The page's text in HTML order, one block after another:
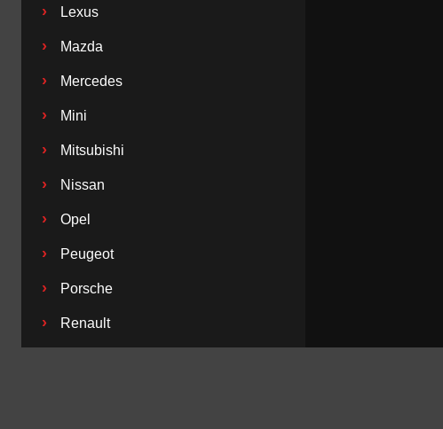
› Lexus
› Mazda
› Mercedes
› Mini
› Mitsubishi
› Nissan
› Opel
› Peugeot
› Porsche
› Renault